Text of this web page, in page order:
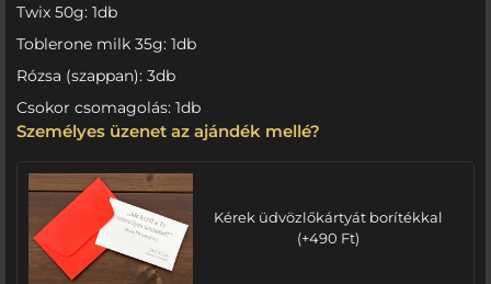
Twix 50g: 1db
Toblerone milk 35g: 1db
Rózsa (szappan): 3db
Csokor csomagolás: 1db
Személyes üzenet az ajándék mellé?
Kérek üdvözlőkártyát borítékkal
(+490 Ft)